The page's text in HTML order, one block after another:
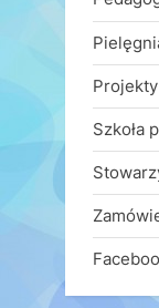
Projekty
Szkoła